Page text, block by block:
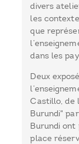
divers
les
que
dans les
Deux
Castillo, de
Burundi"
Burundi ont
place